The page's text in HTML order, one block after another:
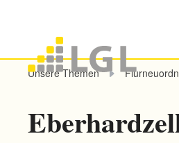
Unsere Themen